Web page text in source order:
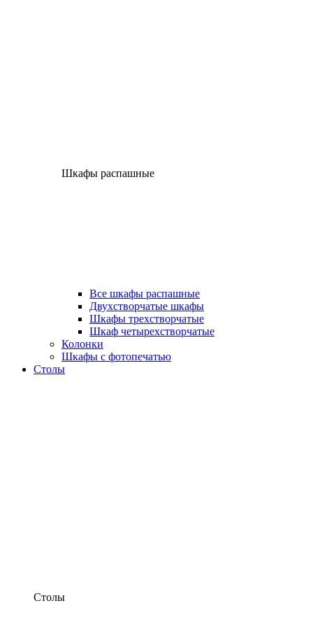
Шкафы распашные
Все шкафы распашные
Двухстворчатые шкафы
Шкафы трехстворчатые
Шкаф четырехстворчатые
Колонки
Шкафы с фотопечатью
Столы
Столы